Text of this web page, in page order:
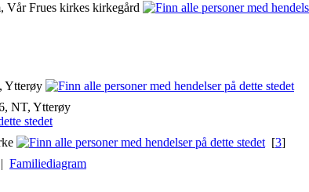
Vår Frues kirkes kirkegård
Ytterøy
NT, Ytterøy
[3]
| Familiediagram